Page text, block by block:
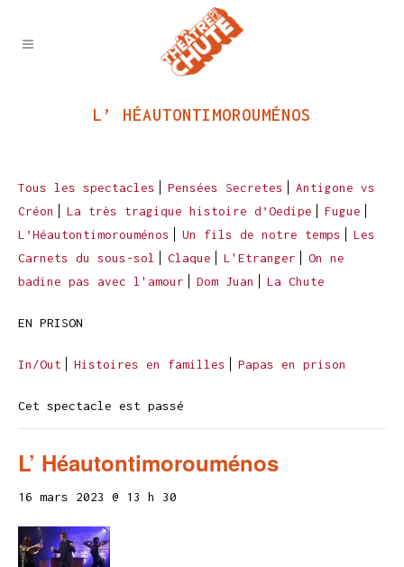
L’ HÉAUTONTIMOROUMÉNOS
Tous les spectacles Pensées Secretes
Antigone vs
Créon
La très tragique histoire d’Oedipe
Fugue
L’Héautontimorouménos
Un fils de notre temps
Les
Carnets du sous-sol
Claque L'Etranger
On ne
badine pas avec l'amour
Dom Juan La Chute
EN PRISON
In/Out Histoires en familles Papas en prison
Cet spectacle est passé
L’ Héautontimorouménos
16 mars 2023 @ 13 h 30